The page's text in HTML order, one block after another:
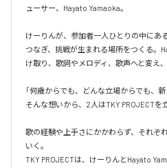
ューサー、Hayato Yamaoka。
けーりんが、参加者一人ひとりの中にあ
つなぎ、挑戦が生まれる場所をつくる。
け取り、歌詞やメロディ、歌声へと変え
「何歳からでも、どんな立場からでも、
そんな想いから、2人はTKY PROJECTを
歌の経験や上手さにかかわらず、それぞ
いく。
TKY PROJECTは、けーりんとHayato